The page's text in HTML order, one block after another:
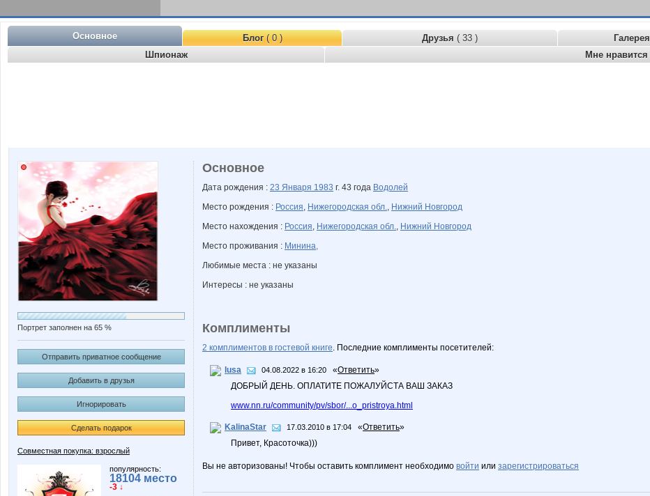
Основное Блог( 0 ) Друзья ( 33 ) Галерея
Шпионаж
Мне нравится
Портрет заполнен на 65 %
Отправить приватное сообщение
Добавить в друзья
Игнорировать
Сделать подарок
Совместная покупка: взрослый
популярность:
18104 место
-3 ↓
Основное
Дата рождения : 23 Января 1983 г. 43 года Водолей
Место рождения : Россия, Нижегородская обл., Нижний Новгород
Место нахождения : Россия, Нижегородская обл., Нижний Новгород
Место проживания : Минина,
Любимые места : не указаны
Интересы : не указаны
Комплименты
2 комплиментов в гостевой книге. Последние комплименты посетителей:
lusa 04.08.2022 в 16:20 «Ответить»
ДОБРЫЙ ДЕНЬ. ОПЛАТИТЕ ПОЖАЛУЙСТА ВАШ ЗАКАЗ
www.nn.ru/community/pv/sbor/...o_pristroya.html
KalinaStar 17.03.2010 в 17:04 «Ответить»
Привет, Красоточка)))
Вы не авторизованы! Чтобы оставить комплимент необходимо войти или зарегистрироваться